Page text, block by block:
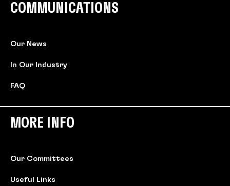
COMMUNICATIONS
Our News
In Our Industry
FAQ
MORE INFO
Our Committees
Useful Links